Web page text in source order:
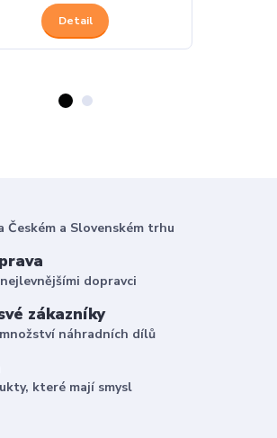
Detail
Českém a Slovenském trhu
dopravci
zákazníky
náhradních dílů
které mají smysl